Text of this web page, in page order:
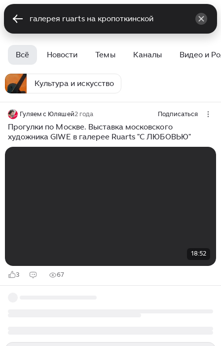
Всё Новости Темы Каналы Видео и
Культура и искусство
Гуляем с Юляшей2 года Подписаться
Прогулки по Москве. Выставка московского
художника GIWE в галерее Ruarts "С ЛЮБОВЬЮ"
18:52
3 67